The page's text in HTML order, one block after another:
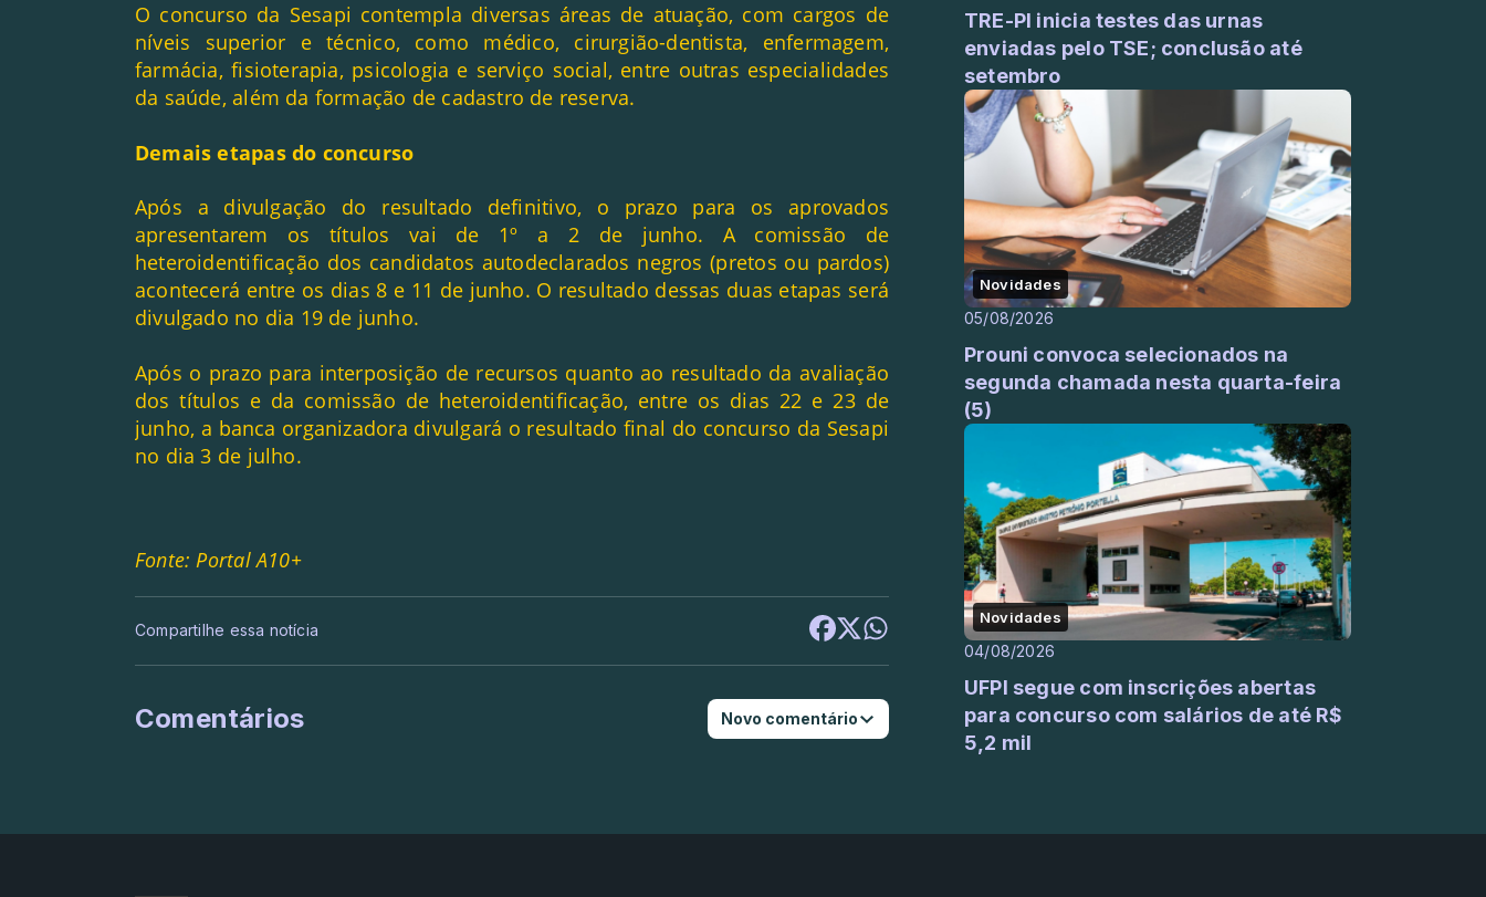
O concurso da Sesapi contempla diversas áreas de atuação, com cargos de
níveis superior e técnico, como médico, cirurgião-dentista, enfermagem,
farmácia, fisioterapia, psicologia e serviço social, entre outras especialidades
da saúde, além da formação de cadastro de reserva.
Demais etapas do concurso
Após a divulgação do resultado definitivo, o prazo para os aprovados
apresentarem os títulos vai de 1º a 2 de junho. A comissão de
heteroidentificação dos candidatos autodeclarados negros (pretos ou pardos)
acontecerá entre os dias 8 e 11 de junho. O resultado dessas duas etapas será
divulgado no dia 19 de junho.
Após o prazo para interposição de recursos quanto ao resultado da avaliação
dos títulos e da comissão de heteroidentificação, entre os dias 22 e 23 de
junho, a banca organizadora divulgará o resultado final do concurso da Sesapi
no dia 3 de julho.
Fonte: Portal A10+
Compartilhe essa notícia
Comentários Novo comentário
TRE-PI inicia testes das urnas
enviadas pelo TSE; conclusão até
setembro
Novidades
05/08/2026
Prouni convoca selecionados na
segunda chamada nesta quarta-feira
(5)
Novidades
04/08/2026
UFPI segue com inscrições abertas
para concurso com salários de até R$
5,2 mil